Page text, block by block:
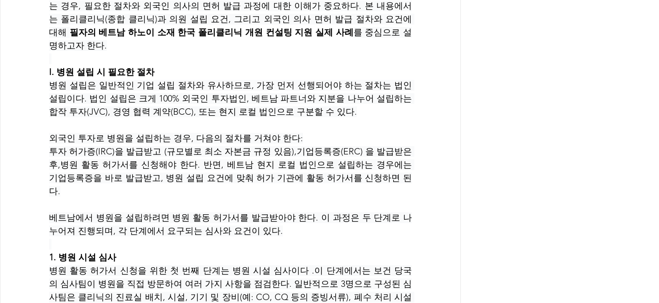
는 경우, 필요한 절차와 외국인 의사의 면허 발급 과정에 대한 이해가 중요하다. 본 내용에서
는 폴리클리닉(종합 클리닉)과 의원 설립 요건, 그리고 외국인 의사 면허 발급 절차와 요건에
대해 필자의 베트남 하노이 소재 한국 폴리클리닉 개원 컨설팅 지원 실제 사례 를 중심으로 설
명하고자 한다.
I. 병원 설립 시 필요한 절차
병원 설립은 일반적인 기업 설립 절차와 유사하므로, 가장 먼저 선행되어야 하는 절차는 법인
설립이다. 법인 설립은 크게 100% 외국인 투자법인, 베트남 파트너와 지분을 나누어 설립하는
합작 투자(JVC), 경영 협력 계약(BCC), 또는 현지 로컬 법인으로 구분할 수 있다.
외국인 투자로 병원을 설립하는 경우, 다음의 절차를 거쳐야 한다:
투자 허가증(IRC)을 발급받고 (규모별로 최소 자본금 규정 있음),기업등록증(ERC) 을 발급받은
후,병원 활동 허가서를 신청해야 한다. 반면, 베트남 현지 로컬 법인으로 설립하는 경우에는
기업등록증을 바로 발급받고, 병원 설립 요건에 맞춰 허가 기관에 활동 허가서를 신청하면 된
다.
베트남에서 병원을 설립하려면 병원 활동 허가서를 발급받아야 한다. 이 과정은 두 단계로 나
누어져 진행되며, 각 단계에서 요구되는 심사와 요건이 있다.
1. 병원 시설 심사
병원 활동 허가서 신청을 위한 첫 번째 단계는 병원 시설 심사이다 .이 단계에서는 보건 당국
의 심사팀이 병원을 직접 방문하여 여러 가지 사항을 점검한다. 일반적으로 3명으로 구성된 심
사팀은 클리닉의 진료실 배치, 시설, 기기 및 장비(예: CO, CQ 등의 증빙서류), 폐수 처리 시설